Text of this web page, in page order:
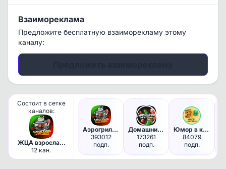
Взаимореклама
Предложите бесплатную взаиморекламу этому
каналу:
Состоит в сетке
каналов:
ЖЦА взрослая,
платёжеспособная
12 кан.
Аэрогриль | Рецепты
393012
подп.
Домашние Заготовки | Консерва…
173261
подп.
Юмор в картинках
84079
подп.